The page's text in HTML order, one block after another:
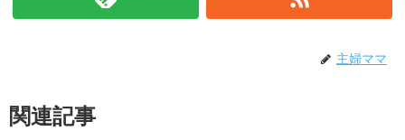
主婦ママ
関連記事